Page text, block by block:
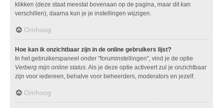
klikken (deze staat meestal bovenaan op de pagina, maar dit kan
verschillen), daarna kun je je instellingen wijzigen.
Omhoog
Hoe kan ik onzichtbaar zijn in de online gebruikers lijst?
In het gebruikerspaneel onder "foruminstellingen", vind je de optie
Verberg mijn online status. Als je deze optie activeert zul je onzichtbaar
zijn voor iedereen, behalve voor beheerders, moderators en jezelf.
Omhoog